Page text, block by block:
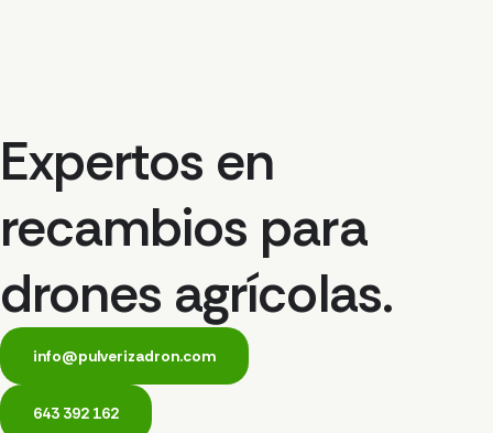
Expertos en
recambios para
drones agrícolas.
info@pulverizadron.com
643 392 162